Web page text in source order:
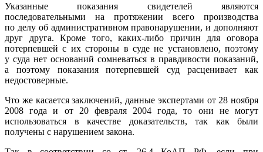
Указанные показания свидетелей являются
последовательными на протяжении всего производства
по делу об административном правонарушении, и дополняют
друг друга. Кроме того, каких-либо причин для оговора
потерпевшей с их стороны в суде не установлено, поэтому
у суда нет оснований сомневаться в правдивости показаний,
а поэтому показания потерпевшей суд расценивает как
недостоверные.
Что же касается заключений, данные экспертами от 28 ноября
2008 года и от 20 февраля 2004 года, то они не могут
использоваться в качестве доказательств, так как были
получены с нарушением закона.